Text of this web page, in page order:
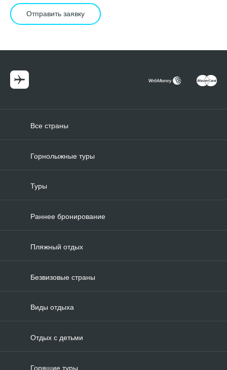
Все страны
Горнолыжные туры
Туры
Раннее бронирование
Пляжный отдых
Безвизовые страны
Виды отдыха
Отдых с детьми
Горящие туры